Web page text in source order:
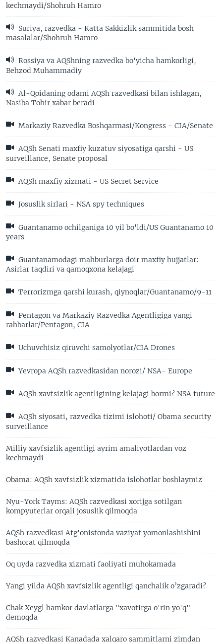
kechmaydi/Shohruh Hamro
Suriya, razvedka - Katta Sakkizlik sammitida bosh
masalalar/Shohruh Hamro
Rossiya va AQShning razvedka bo'yicha hamkorligi,
Behzod Muhammadiy
Al-Qoidaning odami AQSh razvedkasi bilan ishlagan,
Nasiba Tohir xabar beradi
Markaziy Razvedka Boshqarmasi/Kongress - CIA/Senate
AQSh Senati maxfiy kuzatuv siyosatiga qarshi - US
surveillance, Senate proposal
AQSh maxfiy xizmati - US Secret Service
Josuslik sirlari - NSA spy techniques
Guantanamo ochilganiga 10 yil bo'ldi/US Guantanamo 10
years
Guantanamodagi mahburlarga doir maxfiy hujjatlar:
Asirlar taqdiri va qamoqxona kelajagi
Terrorizmga qarshi kurash, qiynoqlar/Guantanamo/9-11
Pentagon va Markaziy Razvedka Agentligiga yangi
rahbarlar/Pentagon, CIA
Uchuvchisiz qiruvchi samolyotlar/CIA Drones
Yevropa AQSh razvedkasidan norozi/ NSA- Europe
AQSh xavfsizlik agentligining kelajagi bormi? NSA future
AQSh siyosati, razvedka tizimi islohoti/ Obama security
surveillance
Milliy xavfsizlik agentligi ayrim amaliyotlardan voz
kechmaydi
Obama: AQSh xavfsizlik xizmatida islohotlar boshlaymiz
Nyu-York Tayms: AQSh razvedkasi xorijga sotilgan
kompyuterlar orqali josuslik qilmoqda
AQSh razvedkasi Afg'onistonda vaziyat yomonlashishini
bashorat qilmoqda
Oq uyda razvedka xizmati faoliyati muhokamada
Yangi yilda AQSh xavfsizlik agentligi qanchalik o’zgaradi?
Chak Xeygl hamkor davlatlarga "xavotirga o'rin yo'q"
demoqda
AQSh razvedkasi Kanadada xalqaro sammitlarni zimdan